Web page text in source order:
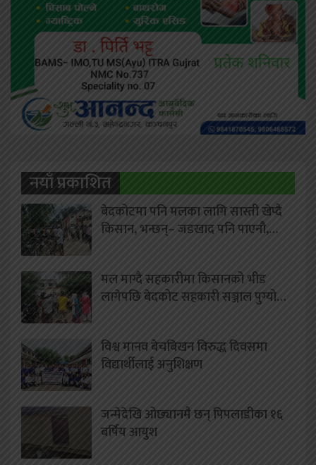
नयाँ प्रकाशित
बेदकोटमा पनि मलका लागि सास्ती खेप्दै
किसान, भन्छन्– जडखाद पनि पाएनौ,…
मल माग्दै सहकारीमा किसानको भीड
लागेपछि बेदकोट सहकारी सञ्जाल पुग्यो…
विश्व मानव बेचबिखन विरुद्ध दिवसमा
विद्यार्थीलाई अनुशिक्षण
जन्मेदेखि ओछ्यानमै छन् पिपलाडीका १६
बर्षिय आयुश